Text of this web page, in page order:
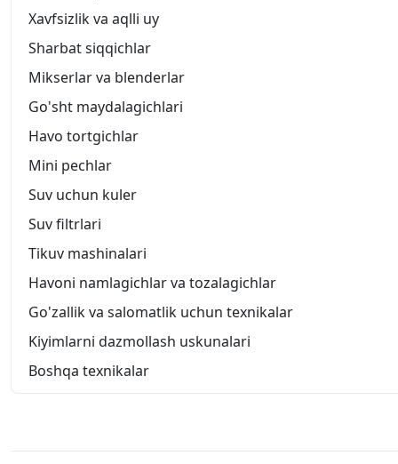
Xavfsizlik va aqlli uy
Sharbat siqqichlar
Mikserlar va blenderlar
Go'sht maydalagichlari
Havo tortgichlar
Mini pechlar
Suv uchun kuler
Suv filtrlari
Tikuv mashinalari
Havoni namlagichlar va tozalagichlar
Go'zallik va salomatlik uchun texnikalar
Kiyimlarni dazmollash uskunalari
Boshqa texnikalar